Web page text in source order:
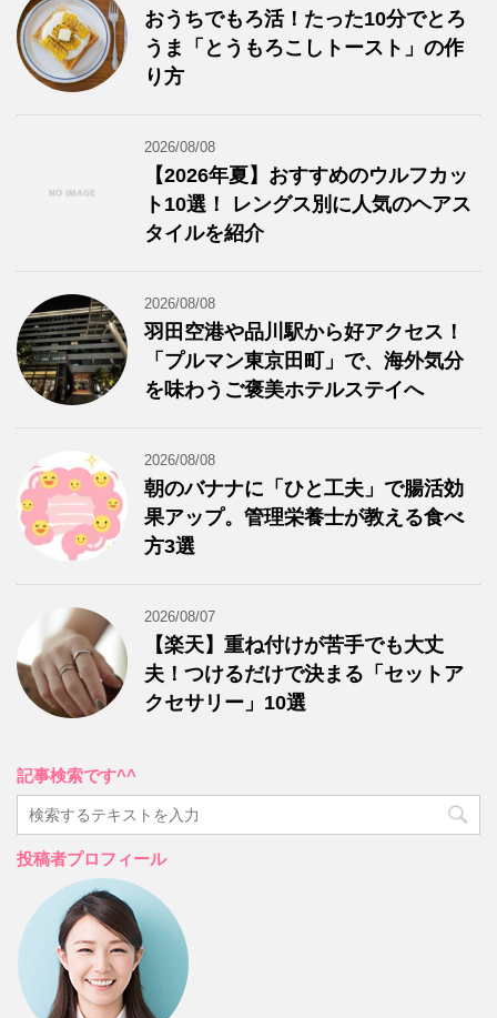
おうちでもろ活！たった10分でとろ
うま「とうもろこしトースト」の作
り方
2026/08/08
【2026年夏】おすすめのウルフカッ
ト10選！ レングス別に人気のヘアス
タイルを紹介
2026/08/08
羽田空港や品川駅から好アクセス！
「プルマン東京田町」で、海外気分
を味わうご褒美ホテルステイへ
2026/08/08
朝のバナナに「ひと工夫」で腸活効
果アップ。管理栄養士が教える食べ
方3選
2026/08/07
【楽天】重ね付けが苦手でも大丈
夫！つけるだけで決まる「セットア
クセサリー」10選
記事検索です^^
投稿者プロフィール